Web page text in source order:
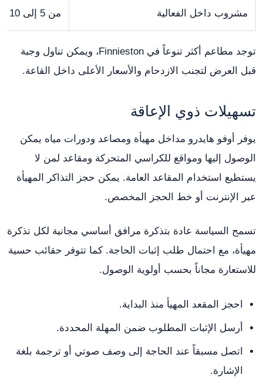
مشروب داخل الفعالية من 5 إلى 10 جنيهات أو أكثر
توجد مطاعم أكثر تنوعاً في Finnieston، ويمكن تناول وجبة
قبل العرض لتجنب الازدحام والأسعار الأعلى داخل القاعة.
تسهيلات ذوي الإعاقة
يوفر أوفو هايدرو مداخل مهيأة ومصاعد ودورات مياه يمكن
الوصول إليها ومواقع للكراسي المتحركة ومقاعد لمن لا
يستطيع استخدام المقاعد العامة. يمكن حجز التذاكر المهيأة
عبر الإنترنت أو خط الحجز المخصص.
تسمح السياسة عادة بتذكرة مرافق أساسي مجانية لكل تذكرة
مهيأة، مع احتمال طلب إثبات الحاجة. كما تتوفر حقائب حسية
للاستعارة مجاناً بحسب أولوية الوصول.
احجز المقعد المهيأ منذ البداية.
أرسل الإثبات المطلوب ضمن المهلة المحددة.
اتصل مسبقاً عند الحاجة إلى وصف صوتي أو ترجمة بلغة
الإشارة.